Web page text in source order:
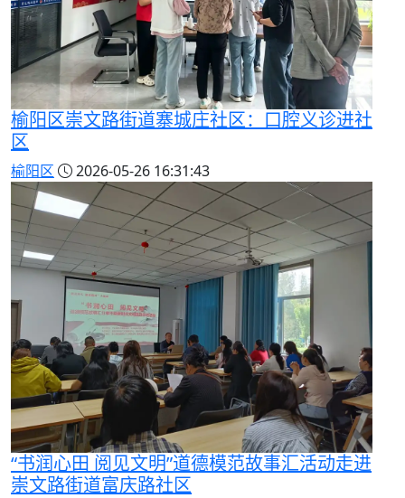
榆阳区崇文路街道寨城庄社区：口腔义诊进社
区
榆阳区 2026-05-26 16:31:43
“书润心田 阅见文明”道德模范故事汇活动走进
崇文路街道富庆路社区